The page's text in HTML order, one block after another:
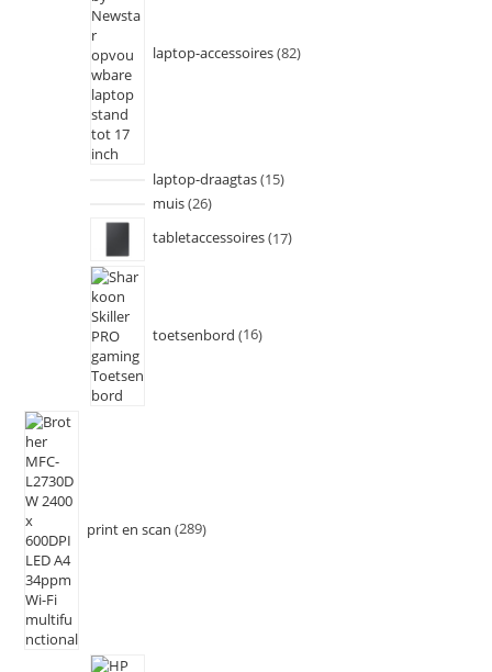
laptop-accessoires 82
laptop-draagtas 15
muis 26
tabletaccessoires 17
toetsenbord 16
print en scan 289